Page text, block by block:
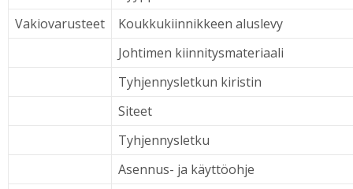
Vakiovarusteet
Koukkukiinnikkeen aluslevy
Johtimen kiinnitysmateriaali
Tyhjennysletkun kiristin
Siteet
Tyhjennysletku
Asennus- ja käyttöohje